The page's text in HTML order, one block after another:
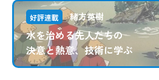
好評連載 緒方英樹
水を治める先人たちの
決意と熱意、技術に学ぶ